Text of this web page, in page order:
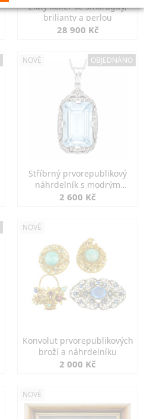
Zlatý kolier se smaragdy,
brilianty a perlou
28 900 Kč
NOVÉ OBJEDNÁNO
Stříbrný prvorepublikový
náhrdelník s modrým
spinelem
2 600 Kč
NOVÉ
Konvolut prvorepublikových
broží a náhrdelníku
2 000 Kč
NOVÉ